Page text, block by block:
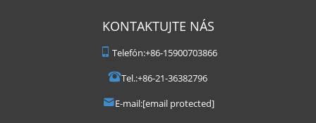
KONTAKTUJTE NÁS
Telefón:+86-15900703866
Tel.:+86-21-36382796
E-mail:[email protected]